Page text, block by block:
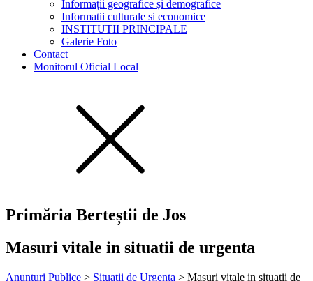
Informații geografice și demografice
Informatii culturale si economice
INSTITUTII PRINCIPALE
Galerie Foto
Contact
Monitorul Oficial Local
Primăria Berteștii de Jos
Masuri vitale in situatii de urgenta
Anunturi Publice > Situatii de Urgenta > Masuri vitale in situatii de